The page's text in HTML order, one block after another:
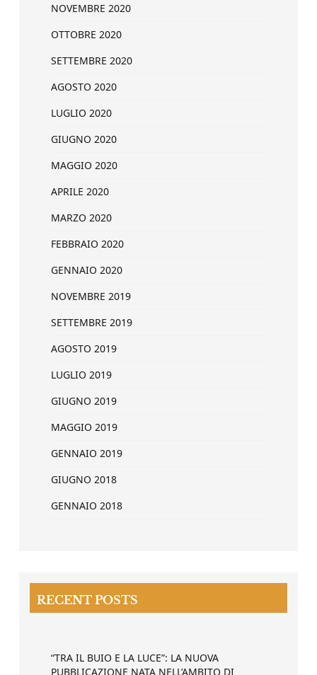
NOVEMBRE 2020
OTTOBRE 2020
SETTEMBRE 2020
AGOSTO 2020
LUGLIO 2020
GIUGNO 2020
MAGGIO 2020
APRILE 2020
MARZO 2020
FEBBRAIO 2020
GENNAIO 2020
NOVEMBRE 2019
SETTEMBRE 2019
AGOSTO 2019
LUGLIO 2019
GIUGNO 2019
MAGGIO 2019
GENNAIO 2019
GIUGNO 2018
GENNAIO 2018
RECENT POSTS
“TRA IL BUIO E LA LUCE”: LA NUOVA
PUBBLICAZIONE NATA NELL’AMBITO DI